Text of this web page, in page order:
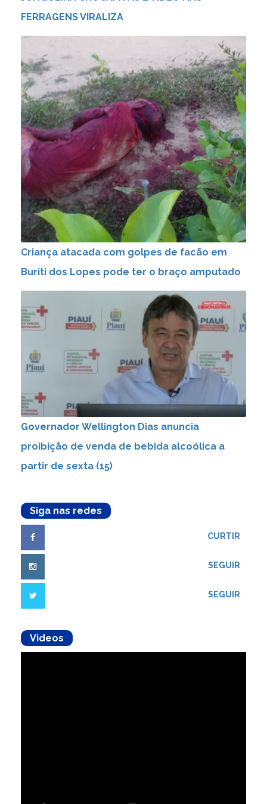
FERRAGENS VIRALIZA
Criança atacada com golpes de facão em
Buriti dos Lopes pode ter o braço amputado
Governador Wellington Dias anuncia
proibição de venda de bebida alcoólica a
partir de sexta (15)
Siga nas redes
CURTIR
SEGUIR
SEGUIR
Videos